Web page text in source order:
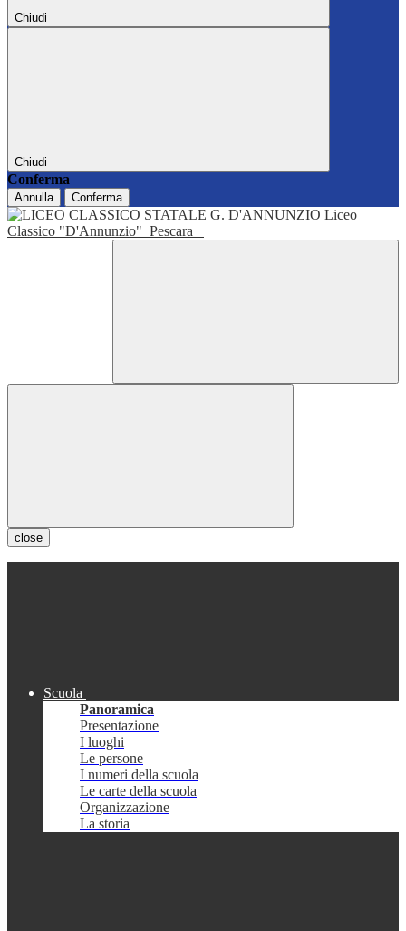
Chiudi
Chiudi
Conferma
Annulla Conferma
Liceo
Classico "D'Annunzio" Pescara
close
Scuola
Panoramica
Presentazione
I luoghi
Le persone
I numeri della scuola
Le carte della scuola
Organizzazione
La storia